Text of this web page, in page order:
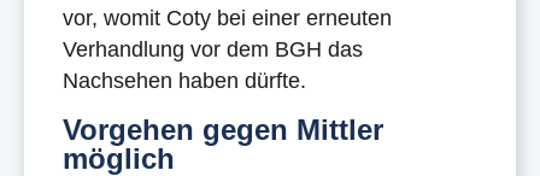
vor, womit Coty bei einer erneuten
Verhandlung vor dem BGH das
Nachsehen haben dürfte.
Vorgehen gegen Mittler
möglich